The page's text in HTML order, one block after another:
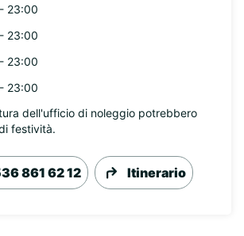
23:00
23:00
23:00
23:00
dell'ufficio di noleggio potrebbero
festività.
861 62 12 Itinerario